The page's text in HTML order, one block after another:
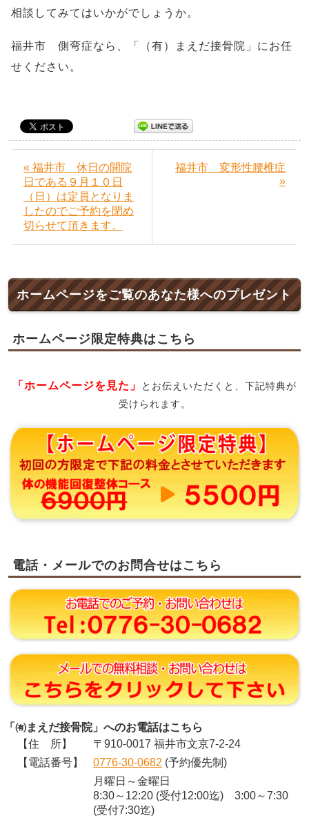
相談してみてはいかがでしょうか。
福井市 側弯症なら、「（有）まえだ接骨院」にお任
せください。
« 福井市 休日の開院
日である９月１０日
（日）は定員となりま
したのでご予約を閉め
切らせて頂きます。
福井市 変形性腰椎症
»
ホームページをご覧のあなた様へのプレゼント
ホームページ限定特典はこちら
「ホームページを見た」
とお伝えいただくと、下記特典が
受けられます。
電話・メールでのお問合せはこちら
「㈲まえだ接骨院」へのお電話はこちら
【住 所】
〒910-0017 福井市文京7-2-24
【電話番号】
0776-30-0682 (予約優先制)
月曜日～金曜日
8:30～12:20 (受付12:00迄) 3:00～7:30
(受付7:30迄)